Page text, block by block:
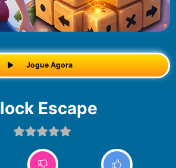
Jogue Agora
Block Escape